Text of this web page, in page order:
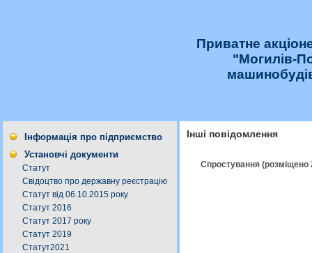
Приватне
"Могилів-
Інформація про підприємство
Установчі документи
Статут
Свідоцтво про державну реєстрацію
Статут від 06.10.2015 року
Статут 2016
Статут 2017 року
Статут 2019
Статут2021
Інші повідомлення
Спростування (розміщено